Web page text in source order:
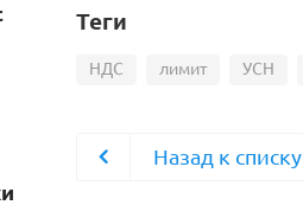
Теги
НДС лимит УСН
Назад к списку